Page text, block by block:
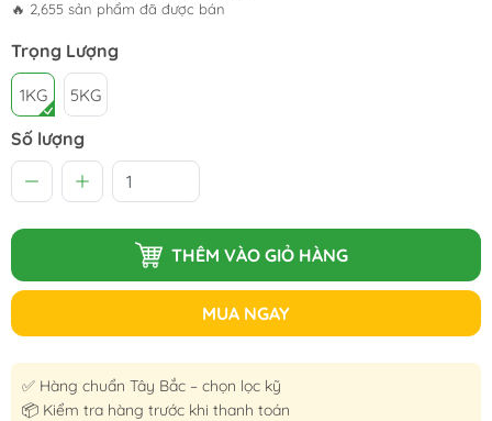
🔥 2,655 sản phẩm đã được bán
Trọng Lượng
1KG 5KG
Số lượng
THÊM VÀO GIỎ HÀNG
MUA NGAY
✅ Hàng chuẩn Tây Bắc – chọn lọc kỹ
📦 Kiểm tra hàng trước khi thanh toán